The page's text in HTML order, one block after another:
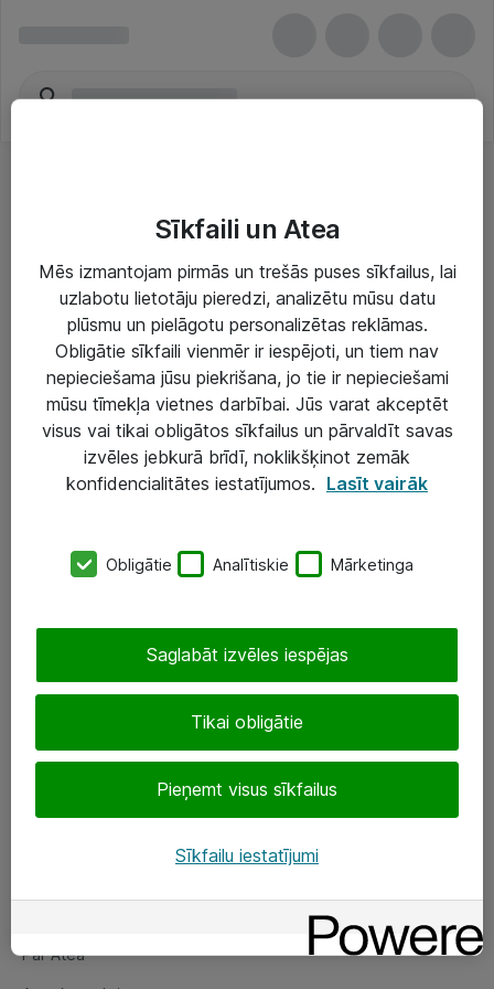
Risinājumi & Pakalpojumi
IT serviss un atbalsts
IT infrastruktūra
Darba vietu IT risinājumi
Serveri un datu centri
SIA „ATEA”
eShop@atea.lv
Sekojiet mums
Par Atea
Par Atea
Sīkfaili un Atea
Mēs izmantojam pirmās un trešās puses sīkfailus, lai
uzlabotu lietotāju pieredzi, analizētu mūsu datu
plūsmu un pielāgotu personalizētas reklāmas.
Obligātie sīkfaili vienmēr ir iespējoti, un tiem nav
nepieciešama jūsu piekrišana, jo tie ir nepieciešami
mūsu tīmekļa vietnes darbībai. Jūs varat akceptēt
visus vai tikai obligātos sīkfailus un pārvaldīt savas
izvēles jebkurā brīdī, noklikšķinot zemāk
konfidencialitātes iestatījumos. Lasīt vairāk
Obligātie Analītiskie Mārketinga
Tikai obligātie
Pieņemt visus sīkfailus
Saglabāt izvēles iespējas
Sīkfailu iestatījumi